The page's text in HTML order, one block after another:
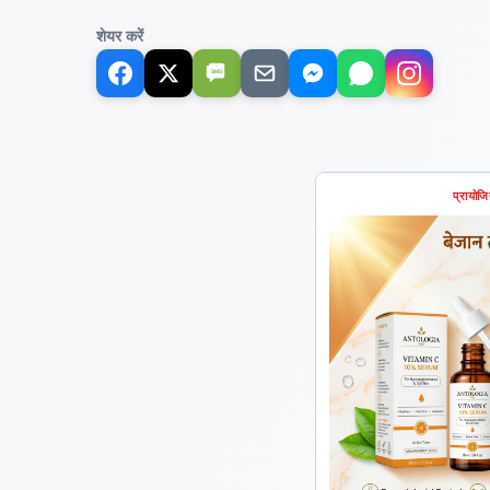
शेयर करें
SMS